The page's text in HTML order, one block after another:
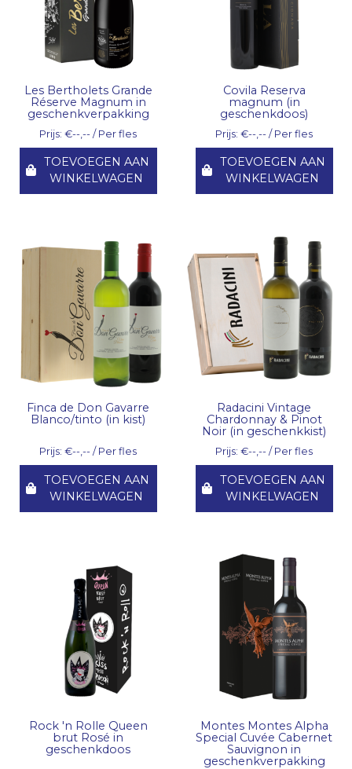
Les Bertholets Grande
Réserve Magnum in
geschenkverpakking
Prijs: €--,-- / Per fles
TOEVOEGEN AAN
WINKELWAGEN
Covila Reserva
magnum (in
geschenkdoos)
Prijs: €--,-- / Per fles
TOEVOEGEN AAN
WINKELWAGEN
Finca de Don Gavarre
Blanco/tinto (in kist)
Prijs: €--,-- / Per fles
TOEVOEGEN AAN
WINKELWAGEN
Radacini Vintage
Chardonnay & Pinot
Noir (in geschenkkist)
Prijs: €--,-- / Per fles
TOEVOEGEN AAN
WINKELWAGEN
Rock 'n Rolle Queen
brut Rosé in
geschenkdoos
Montes Montes Alpha
Special Cuvée Cabernet
Sauvignon in
geschenkverpakking